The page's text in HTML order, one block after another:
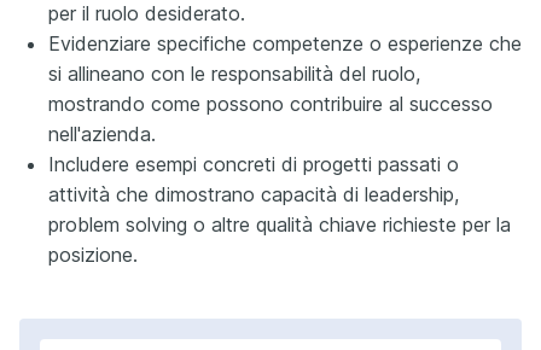
per il ruolo desiderato.
Evidenziare specifiche competenze o esperienze che
si allineano con le responsabilità del ruolo,
mostrando come possono contribuire al successo
nell'azienda.
Includere esempi concreti di progetti passati o
attività che dimostrano capacità di leadership,
problem solving o altre qualità chiave richieste per la
posizione.